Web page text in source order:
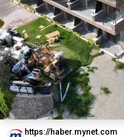
https://haber.mynet.com